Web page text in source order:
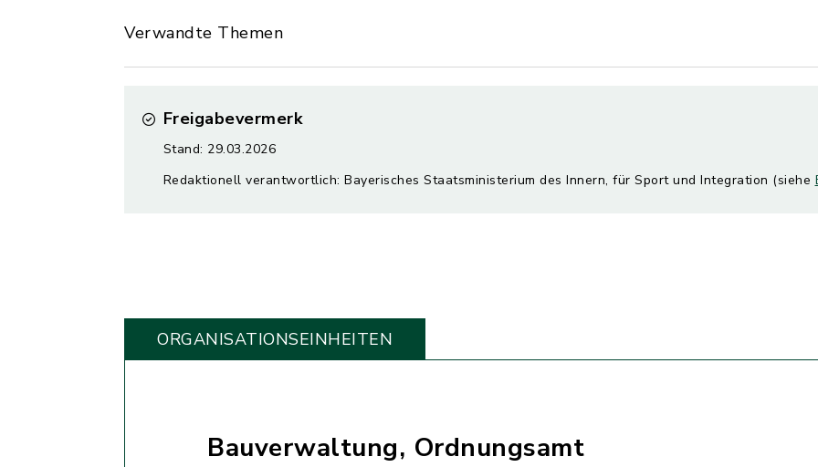
Verwandte Themen
Freigabevermerk
Stand: 29.03.2026
Redaktionell verantwortlich: Bayerisches Staatsministerium des Innern, für Sport und Integration (siehe
ORGANISATIONS­EINHEITEN
Bauverwaltung, Ordnungsamt